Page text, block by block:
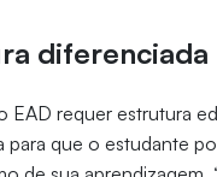
diferenciada
EAD requer estrutura
para que o estudante